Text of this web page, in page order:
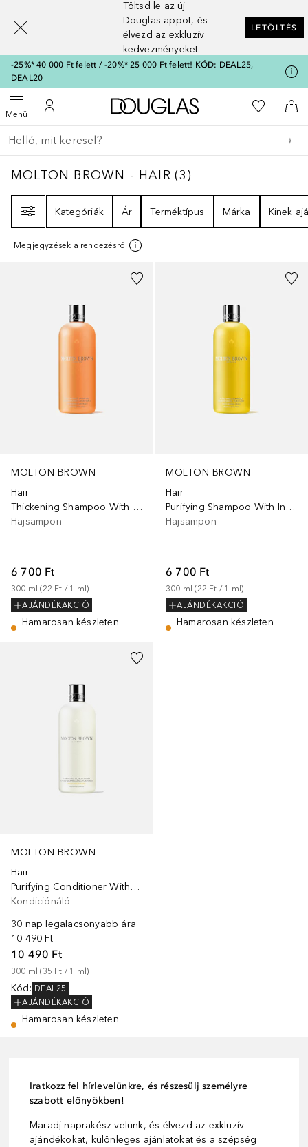
Töltsd le az új
Douglas appot, és
élvezd az exkluzív
kedvezményeket.
LETÖLTÉS
-25%* 40 000 Ft felett / -20%* 25 000 Ft felett! KÓD: DEAL25,
DEAL20
MenüMenü megnyitása
A fiókomhoz
A Douglas Főoldalra
A
Menj vissza
Keresés végrehajtása
MOLTON BROWN - HAIR3
MOLTON BROWN - HAIR (3)
Kategóriák
Ár Terméktípus Márka Kinek
Megjegyzések a rendezésről
MOLTON BROWN
Hair
Thickening Shampoo With Ginger Extract
Hajsampon
6 700 Ft
300 ml (22 Ft / 1 ml)
AJÁNDÉKAKCIÓ
Hamarosan készleten
MOLTON BROWN
Hair
Purifying Shampoo With Indian Cress
Hajsampon
6 700 Ft
300 ml (22 Ft / 1 ml)
AJÁNDÉKAKCIÓ
Hamarosan készleten
MOLTON BROWN
Hair
Purifying Conditioner With Indian Cress
Kondiciónáló
30 nap legalacsonyabb ára
10 490 Ft
10 490 Ft
300 ml (35 Ft / 1 ml)
Kód : DEAL25
AJÁNDÉKAKCIÓ
Hamarosan készleten
Iratkozz fel hírlevelünkre, és részesülj személyre
szabott előnyökben!
Maradj naprakész velünk, és élvezd az exkluzív
ajándékokat, különleges ajánlatokat és a szépség
[navigation.slideout.screenreader]